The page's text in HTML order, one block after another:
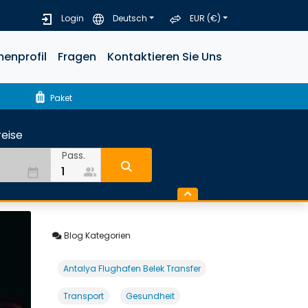
Login Deutsch EUR (€)
Fragen Kontaktieren Sie Uns
luggage Paket
date_range
Pass.
people_alt
Blog Kategorien
Antalya Flughafen Belek Transfer
Transport Gesundheit